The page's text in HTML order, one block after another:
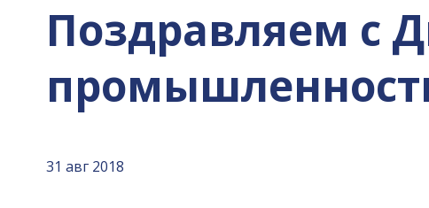
Поздравляем с
31 авг 2018